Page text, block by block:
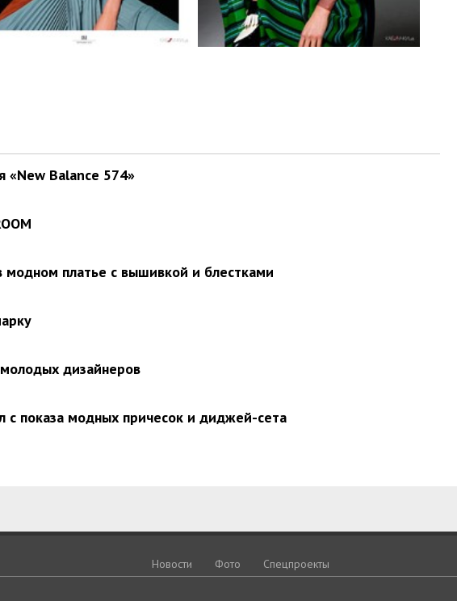
«New Balance 574»
платье с вышивкой и блестками
дизайнеров
с показа модных причесок и диджей-сета
Новости Фото Спецпроекты